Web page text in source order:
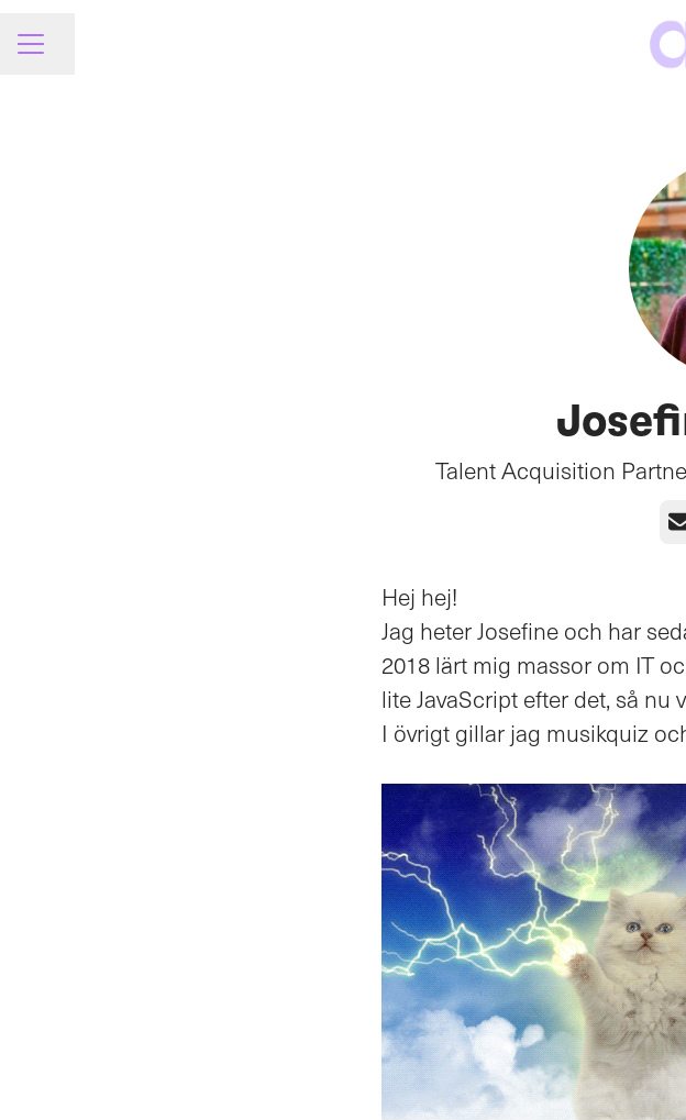
KARRIÄRMENY
Dela sidan
Talent Acquisition
E-
Hej hej!
Jag heter Josefine och har
2018 lärt mig massor om IT
lite JavaScript efter det, så nu
I övrigt gillar jag musikquiz